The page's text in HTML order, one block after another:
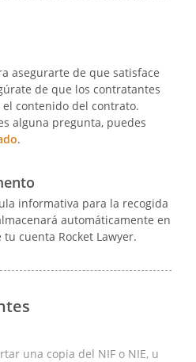
asegurarte de que satisface
de que los contratantes
contenido del contrato.
alguna pregunta, puedes
.
informativa para la recogida
automáticamente en
cuenta Rocket Lawyer.
una copia del NIF o NIE, u